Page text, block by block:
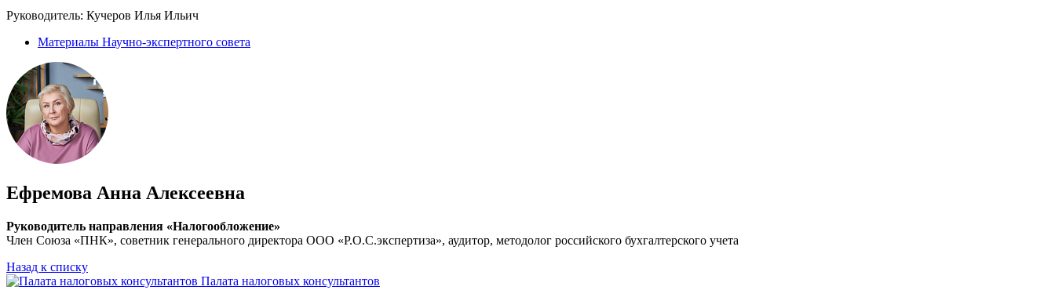
Руководитель: Кучеров Илья Ильич
Материалы Научно-экспертного совета
Ефремова Анна Алексеевна
Руководитель направления «Налогообложение»
Член Союза «ПНК», советник генерального директора ООО «Р.О.С.экспертиза», аудитор, методолог российского бухгалтерского учета
Назад к списку
Палата налоговых консультантов